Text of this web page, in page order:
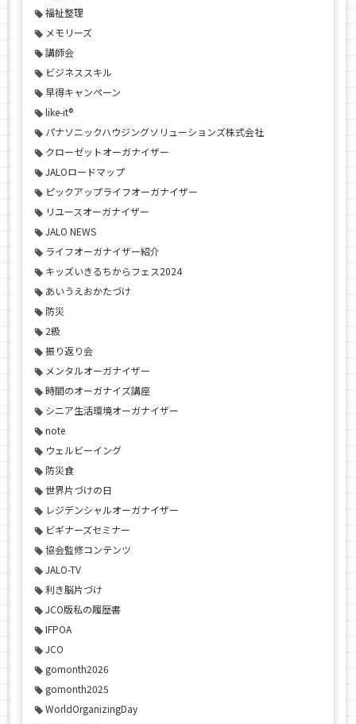
福祉整理
メモリーズ
講師会
ビジネススキル
早得キャンペーン
like-it®
パナソニックハウジングソリューションズ株式会社
クローゼットオーガナイザー
JALOロードマップ
ピックアップライフオーガナイザー
リユースオーガナイザー
JALO NEWS
ライフオーガナイザー紹介
キッズいきるちからフェス2024
あいうえおかたづけ
防災
2級
振り返り会
メンタルオーガナイザー
時間のオーガナイズ講座
シニア生活環境オーガナイザー
note
ウェルビーイング
防災食
世界片づけの日
レジデンシャルオーガナイザー
ビギナーズセミナー
協会監修コンテンツ
JALO-TV
利き脳片づけ
JCO版私の履歴書
IFPOA
JCO
gomonth2026
gomonth2025
WorldOrganizingDay